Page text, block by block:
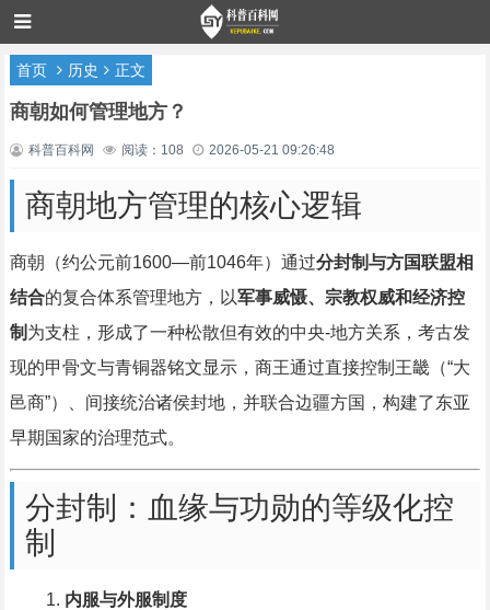
首页 历史 正文
商朝如何管理地方？
科普百科网 阅读：108 2026-05-21 09:26:48
商朝地方管理的核心逻辑
商朝（约公元前1600—前1046年）通过分封制与方国联盟相
结合的复合体系管理地方，以军事威慑、宗教权威和经济控
制 为支柱，形成了一种松散但有效的中央-地方关系，考古发
现的甲骨文与青铜器铭文显示，商王通过直接控制王畿（“大
邑商”）、间接统治诸侯封地，并联合边疆方国，构建了东亚
早期国家的治理范式。
分封制：血缘与功勋的等级化控
制
内服与外服制度